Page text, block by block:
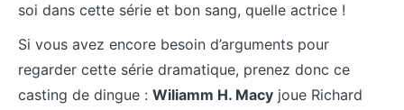
soi dans cette série et bon sang, quelle actrice !
Si vous avez encore besoin d’arguments pour
regarder cette série dramatique, prenez donc ce
casting de dingue : Wiliamm H. Macy joue Richard